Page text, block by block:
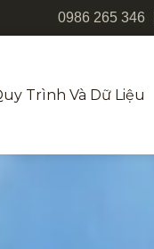
0986 265 346
Trình Và Dữ Liệu